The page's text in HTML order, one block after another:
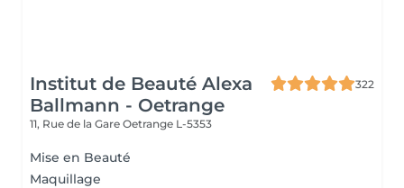
Institut de Beauté Alexa
Ballmann - Oetrange
322
11, Rue de la Gare Oetrange L-5353
Mise en Beauté
Maquillage